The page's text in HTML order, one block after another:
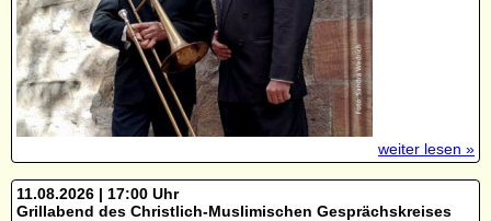
weiter lesen »
11.08.2026 | 17:00 Uhr
Grillabend des Christlich-Muslimischen Gesprächskreises